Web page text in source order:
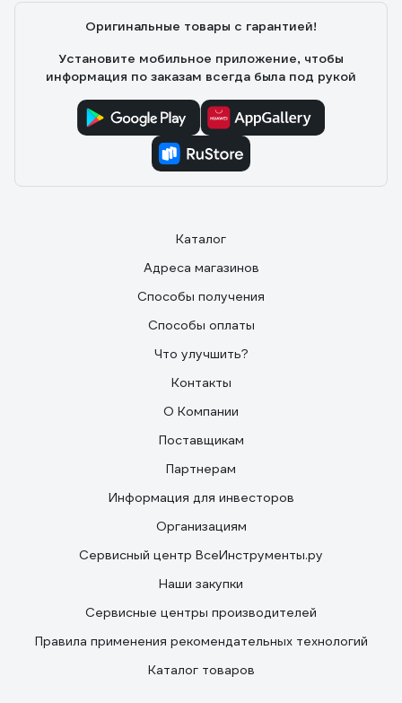
Оригинальные товары с гарантией!
Установите мобильное приложение, чтобы
информация по заказам всегда была под рукой
Каталог
Адреса магазинов
Способы получения
Способы оплаты
Что улучшить?
Контакты
О Компании
Поставщикам
Партнерам
Информация для инвесторов
Организациям
Сервисный центр ВсеИнструменты.ру
Наши закупки
Сервисные центры производителей
Правила применения рекомендательных технологий
Каталог товаров